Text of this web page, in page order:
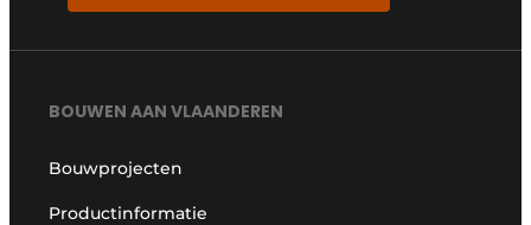
BOUWEN AAN VLAANDEREN
Bouwprojecten
Productinformatie